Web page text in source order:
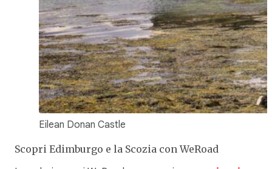
Eilean Donan Castle
Scopri Edimburgo e la Scozia con WeRoad